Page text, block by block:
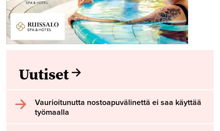
Uutiset
Vaurioitunutta nostoapuvälinettä ei saa käyttää
työmaalla